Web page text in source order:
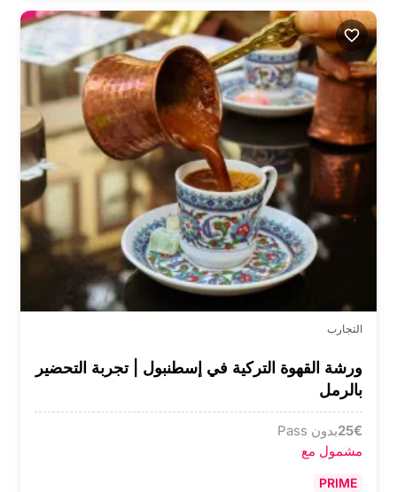
التجارب
ورشة القهوة التركية في إسطنبول | تجربة التحضير
بالرمل
€
25بدون Pass
مشمول مع
PRIME